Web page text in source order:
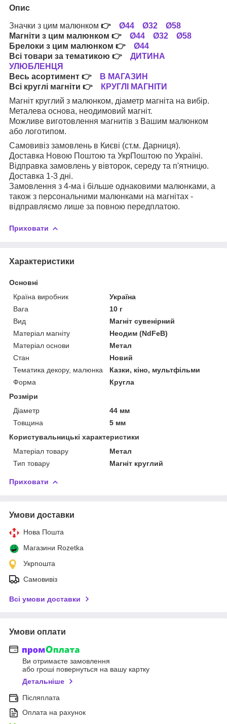
Опис
Значки з цим малюнком 👉 Ø44 Ø32
Ø58
Магніти з цим малюнком 👉 Ø44 Ø32
Ø58
Брелоки з цим малюнком 👉 Ø44
Всі товари за тематикою 👉 ДИТИНА
УЛЮБЛЕНЦЯ
Весь асортимент 👉
В МАГАЗИН
Всі круглі магніти 👉
КРУГЛІ МАГНІТИ
Магніт круглий з малюнком, діаметр магніта на вибір.
Металева основа, неодимовий магніт.
Можливе виготовлення магнитів з Вашим малюнком
або логотипом.
Самовивіз замовлень в Києві (ст.м. Дарниця).
Доставка Новою Поштою та УкрПоштою по Україні.
Відправка замовлень у вівторок, середу та п'ятницю.
Доставка 1-3 дні.
Замовлення з 4-ма і більше однаковими малюнками, а
також з персональними малюнками на магнітах -
відправляємо лише за повною передплатою.
Приховати
Характеристики
Основні
Країна виробник
Україна
Вага
10 г
Вид
Магніт сувенірний
Матеріал магніту
Неодим (NdFeB)
Матеріал основи
Метал
Стан
Новий
Тематика декору, малюнка
Казки, кіно, мультфільми
Форма
Кругла
Розміри
Діаметр
44 мм
Товщина
5 мм
Користувальницькі характеристики
Матеріал товару
Метал
Тип товару
Магніт круглий
Приховати
Умови доставки
Нова Пошта
Магазини Rozetka
Укрпошта
Самовивіз
Всі умови доставки
Умови оплати
Ви отримаєте замовлення
або гроші повернуться на вашу картку
Детальніше
Післяплата
Оплата на рахунок